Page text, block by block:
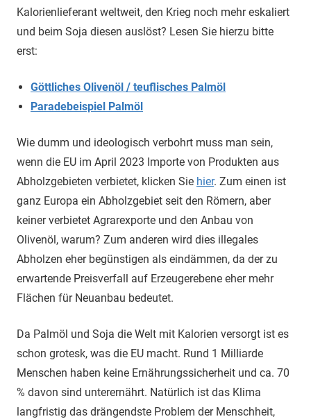
Kalorienlieferant weltweit, den Krieg noch mehr eskaliert
und beim Soja diesen auslöst? Lesen Sie hierzu bitte
erst:
Göttliches Olivenöl / teuflisches Palmöl
Paradebeispiel Palmöl
Wie dumm und ideologisch verbohrt muss man sein,
wenn die EU im April 2023 Importe von Produkten aus
Abholzgebieten verbietet, klicken Sie hier. Zum einen ist
ganz Europa ein Abholzgebiet seit den Römern, aber
keiner verbietet Agrarexporte und den Anbau von
Olivenöl, warum? Zum anderen wird dies illegales
Abholzen eher begünstigen als eindämmen, da der zu
erwartende Preisverfall auf Erzeugerebene eher mehr
Flächen für Neuanbau bedeutet.
Da Palmöl und Soja die Welt mit Kalorien versorgt ist es
schon grotesk, was die EU macht. Rund 1 Milliarde
Menschen haben keine Ernährungssicherheit und ca. 70
% davon sind unterernährt. Natürlich ist das Klima
langfristig das drängendste Problem der Menschheit,